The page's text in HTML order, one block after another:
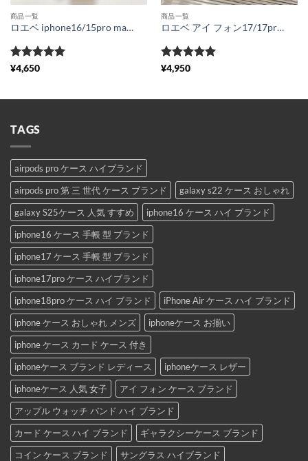
商品一覧
ロエベ iphone16/15pro maxケース 韓国 カップル loewe iphone14/13pro カバー カラフル インスタ風 アイフォン12/11 レザーケース 芸能人愛用
5段階中
¥4,650
商品一覧
ロエベ アイ フォン17/17pro ケース パロディ LOEWE iphone16pro/15カバー 韓国 流行り iphone14/13プロ 携帯ケース お揃い シンプル iphone12/11pro max ケース ちゃんと 届く
5段階中
¥4,950
TAGS
airpods pro ケース ハイブランド
airpods pro 第 三 世代 ケース ブランド
galaxy s22 ケース おしゃれ
galaxy S25ケース 人気 すすめ
iphone16 ケース ハイ ブランド
iphone16 ケース 手帳 型 ブランド
iphone17 ケース 手帳 型 ブランド
iphone17pro ケース ハイブランド
iphone18pro ケース ハイ ブランド
iPhone Air ケース ハイ ブランド
iphone ケース おしゃれ メンズ
iphoneケース お揃い
iphone ケース カード ケース 付き
iphoneケース ブランド レディース
iphoneケース レザー
iphoneケース 人気 女子
アイ フォン ケース ブランド
アップル ウォッチ バンド ハイ ブランド
カード ケース ハイ ブランド
ギャラクシーケース ブランド
コイン ケース ブランド
サングラス ハイブランド